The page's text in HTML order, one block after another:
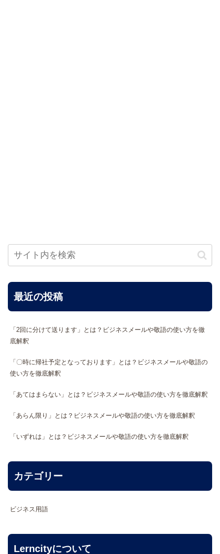
最近の投稿
「2回に分けて送ります」とは？ビジネスメールや敬語の使い方を徹
底解釈
「〇時に帰社予定となっております」とは？ビジネスメールや敬語の
使い方を徹底解釈
「あてはまらない」とは？ビジネスメールや敬語の使い方を徹底解釈
「あらん限り」とは？ビジネスメールや敬語の使い方を徹底解釈
「いずれは」とは？ビジネスメールや敬語の使い方を徹底解釈
カテゴリー
ビジネス用語
Lerncityについて